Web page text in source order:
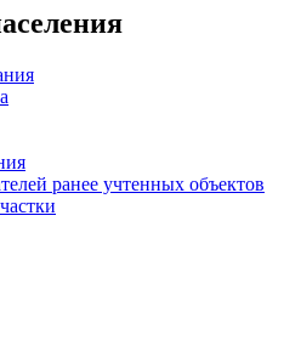
ранее учтенных объектов